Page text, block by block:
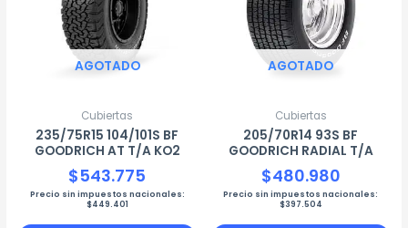
AGOTADO
Cubiertas
235/75R15 104/101S BF
GOODRICH AT T/A KO2
$543.775
Precio sin impuestos nacionales:
$449.401
AGOTADO
Cubiertas
205/70R14 93S BF
GOODRICH RADIAL T/A
$480.980
Precio sin impuestos nacionales:
$397.504